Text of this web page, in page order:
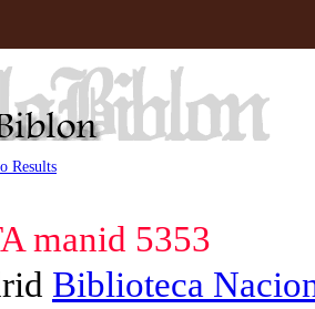
Results
manid 5353
Biblioteca